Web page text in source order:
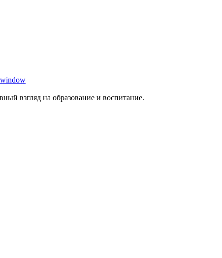
window
взгляд на образование и воспитание.